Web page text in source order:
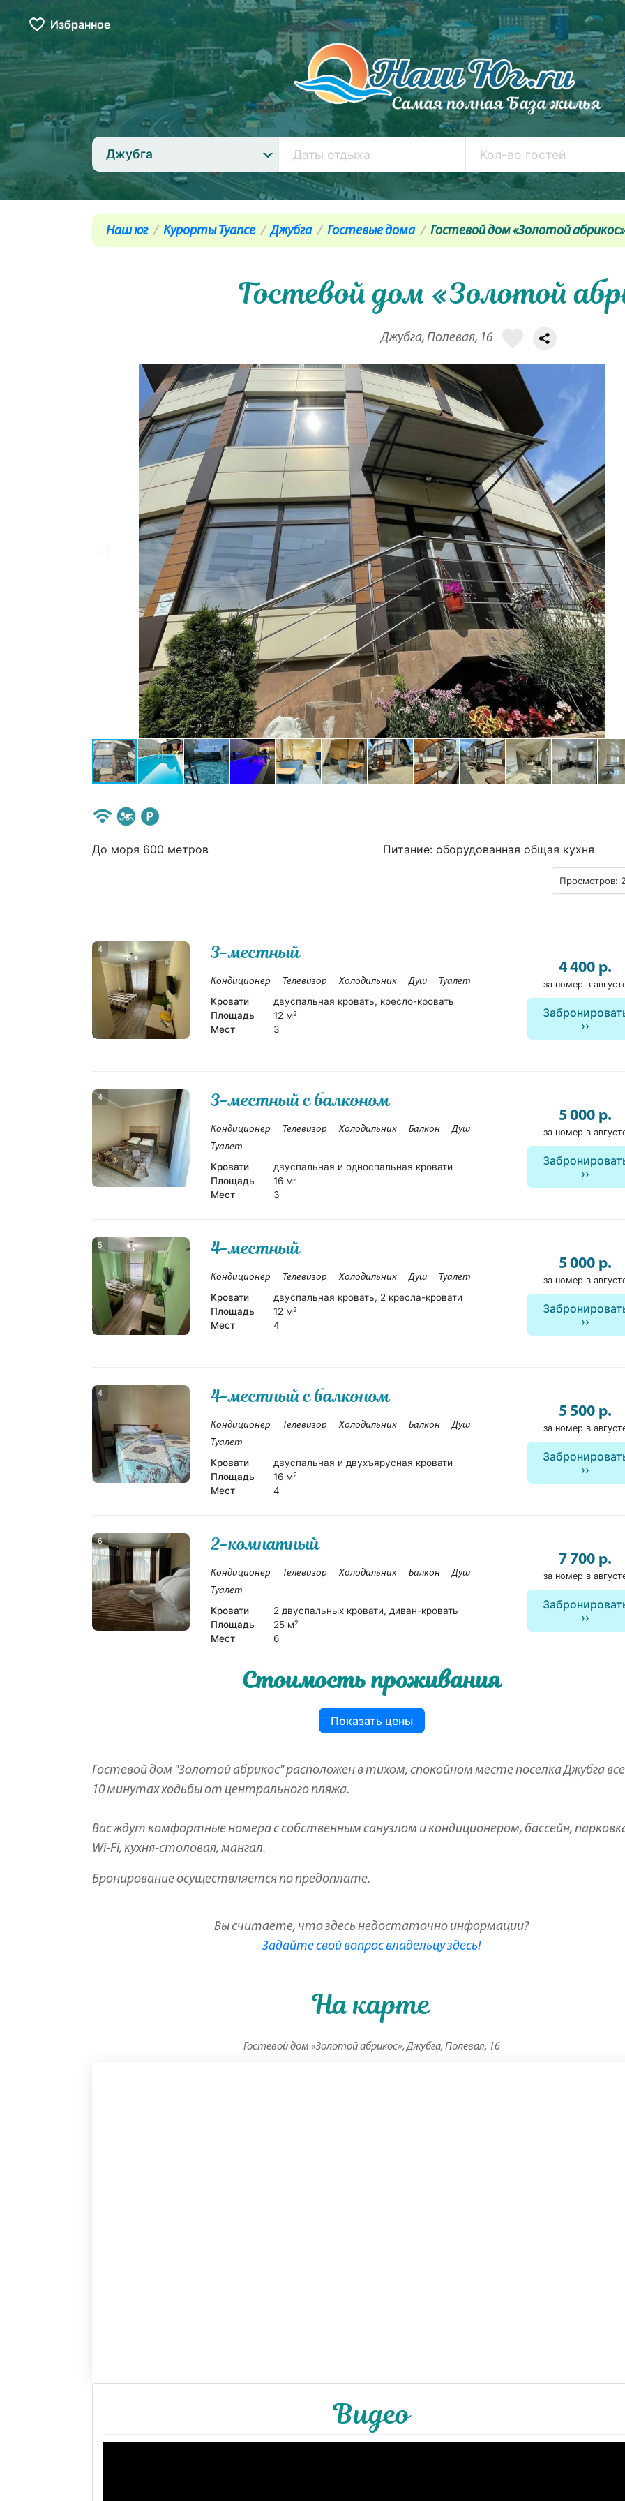
Избранное
Джубга
Наш юг Курорты Туапсе Джубга Гостевые дома Гостевой дом «Золотой абрикос»
Гостевой дом «Золотой
Джубга, Полевая, 16
До моря 600 метров Питание: оборудованная общая кухня
Просмотров:
4 3-местный
Кондиционер Телевизор Холодильник Душ Туалет
Кровати
двуспальная кровать, кресло-кровать
Площадь
12 м2
Мест 3
4 400 р.
за номер в
4 3-местный с балконом
Кондиционер Телевизор Холодильник Балкон
Душ
Туалет
Кровати
двуспальная и односпальная кровати
Площадь
16 м2
Мест 3
5 000 р.
за номер в
5 4-местный
Кондиционер Телевизор Холодильник Душ Туалет
Кровати
двуспальная кровать, 2 кресла-кровати
Площадь
12 м2
Мест 4
5 000 р.
за номер в
4 4-местный с балконом
Кондиционер Телевизор Холодильник Балкон
Душ
Туалет
Кровати
двуспальная и двухъярусная кровати
Площадь
16 м2
Мест 4
5 500 р.
за номер в
6 2-комнатный
Кондиционер Телевизор Холодильник Балкон
Душ
Туалет
Кровати
2 двуспальных кровати, диван-кровать
Площадь
25 м2
Мест 6
7 700 р.
за номер в
Стоимость проживания
Показать цены
Гостевой дом "Золотой абрикос" расположен в тихом, спокойном месте поселка Джубга
10 минутах ходьбы от центрального пляжа.
Вас ждут комфортные номера c собственным санузлом и кондиционером, бассейн,
Wi-Fi, кухня-столовая, мангал.
Бронирование осуществляется по предоплате.
Вы считаете, что здесь недостаточно информации?
Задайте свой вопрос владельцу здесь!
На карте
Гостевой дом «Золотой абрикос», Джубга, Полевая, 16
Видео